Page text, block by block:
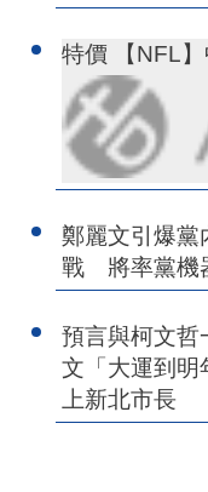
特價 【NFL
鄭麗文引爆黨
戰 將率黨機
預言與柯文哲
文「大運到明
上新北市長